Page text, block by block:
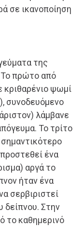
σε ικανοποίηση
της
Το πρώτο από
κριθαρένιο ψωμί
συνοδευόμενο
λάμβανε
Το τρίτο
σημαντικότερο
ένα
αργά το
ήταν ένα
σερβιριστεί
δείπνου. Στην
το καθημερινό